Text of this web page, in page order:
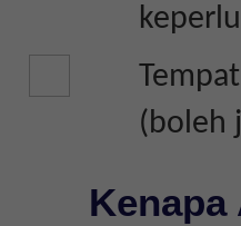
(boleh